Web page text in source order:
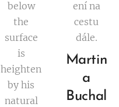
below
the
surface
is
heighten
by his
natural
ení na
cestu
dále.
Martin
a
Buchal